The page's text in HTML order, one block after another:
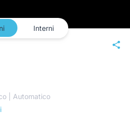
Interni
| Automatico